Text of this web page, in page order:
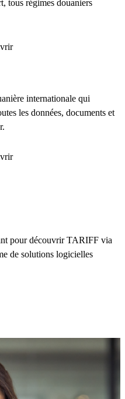
tous régimes douaniers
internationale qui
les données, documents et
pour découvrir TARIFF via
de solutions logicielles